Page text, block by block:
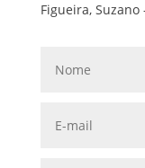
Figueira, Suzano